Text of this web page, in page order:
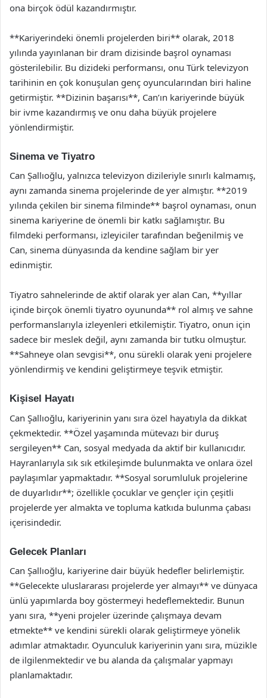
ona birçok ödül kazandırmıştır.
**Kariyerindeki önemli projelerden biri** olarak, 2018
yılında yayınlanan bir dram dizisinde başrol oynaması
gösterilebilir. Bu dizideki performansı, onu Türk televizyon
tarihinin en çok konuşulan genç oyuncularından biri haline
getirmiştir. **Dizinin başarısı**, Can’ın kariyerinde büyük
bir ivme kazandırmış ve onu daha büyük projelere
yönlendirmiştir.
Sinema ve Tiyatro
Can Şallıoğlu, yalnızca televizyon dizileriyle sınırlı kalmamış,
aynı zamanda sinema projelerinde de yer almıştır. **2019
yılında çekilen bir sinema filminde** başrol oynaması, onun
sinema kariyerine de önemli bir katkı sağlamıştır. Bu
filmdeki performansı, izleyiciler tarafından beğenilmiş ve
Can, sinema dünyasında da kendine sağlam bir yer
edinmiştir.
Tiyatro sahnelerinde de aktif olarak yer alan Can, **yıllar
içinde birçok önemli tiyatro oyununda** rol almış ve sahne
performanslarıyla izleyenleri etkilemiştir. Tiyatro, onun için
sadece bir meslek değil, aynı zamanda bir tutku olmuştur.
**Sahneye olan sevgisi**, onu sürekli olarak yeni projelere
yönlendirmiş ve kendini geliştirmeye teşvik etmiştir.
Kişisel Hayatı
Can Şallıoğlu, kariyerinin yanı sıra özel hayatıyla da dikkat
çekmektedir. **Özel yaşamında mütevazı bir duruş
sergileyen** Can, sosyal medyada da aktif bir kullanıcıdır.
Hayranlarıyla sık sık etkileşimde bulunmakta ve onlara özel
paylaşımlar yapmaktadır. **Sosyal sorumluluk projelerine
de duyarlıdır**; özellikle çocuklar ve gençler için çeşitli
projelerde yer almakta ve topluma katkıda bulunma çabası
içerisindedir.
Gelecek Planları
Can Şallıoğlu, kariyerine dair büyük hedefler belirlemiştir.
**Gelecekte uluslararası projelerde yer almayı** ve dünyaca
ünlü yapımlarda boy göstermeyi hedeflemektedir. Bunun
yanı sıra, **yeni projeler üzerinde çalışmaya devam
etmekte** ve kendini sürekli olarak geliştirmeye yönelik
adımlar atmaktadır. Oyunculuk kariyerinin yanı sıra, müzikle
de ilgilenmektedir ve bu alanda da çalışmalar yapmayı
planlamaktadır.